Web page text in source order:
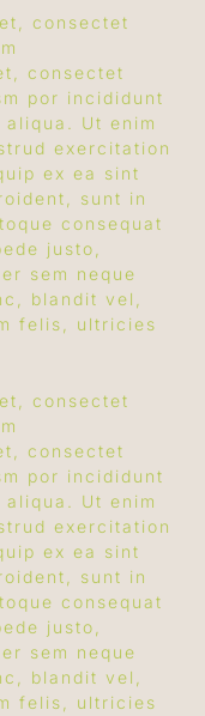
consectet
consectet
por incididunt
Ut enim
exercitation
ex ea sint
sunt in
consequat
justo,
sem neque
blandit vel,
felis, ultricies
consectet
consectet
por incididunt
Ut enim
exercitation
ex ea sint
sunt in
consequat
justo,
sem neque
blandit vel,
felis, ultricies